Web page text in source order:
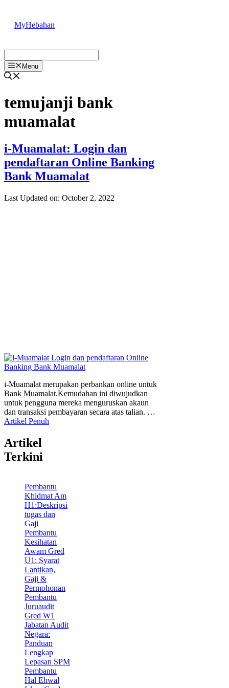
content
MyHebahan
Menu
temujanji bank
muamalat
i-Muamalat: Login dan
pendaftaran Online Banking
Bank Muamalat
Last Updated on: October 2, 2022
i-Muamalat merupakan perbankan online untuk
Bank Muamalat.Kemudahan ini diwujudkan
untuk pengguna mereka menguruskan akaun
dan transaksi pembayaran secara atas talian. …
Artikel Penuh
Artikel
Terkini
Pembantu
Khidmat Am
H1:Deskripsi
tugas dan
Gaji
Pembantu
Kesihatan
Awam Gred
U1: Syarat
Lantikan,
Gaji &
Permohonan
Pembantu
Juruaudit
Gred W1
Jabatan Audit
Negara:
Panduan
Lengkap
Lepasan SPM
Pembantu
Hal Ehwal